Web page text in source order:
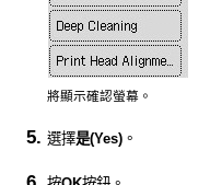
將顯示確認螢幕。
選擇是(Yes) 。